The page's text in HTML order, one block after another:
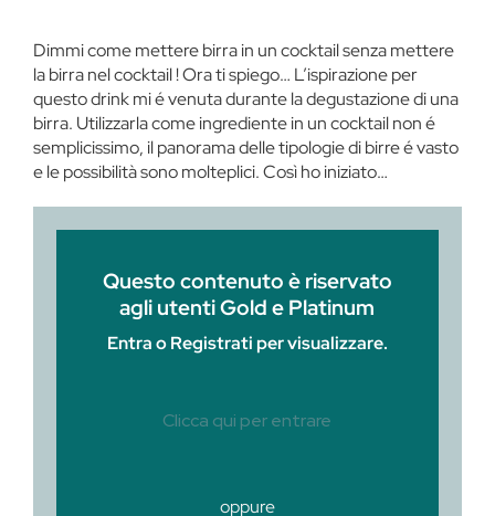
Dimmi come mettere birra in un cocktail senza mettere
la birra nel cocktail ! Ora ti spiego… L’ispirazione per
questo drink mi é venuta durante la degustazione di una
birra. Utilizzarla come ingrediente in un cocktail non é
semplicissimo, il panorama delle tipologie di birre é vasto
e le possibilità sono molteplici. Così ho iniziato…
Questo contenuto è riservato
agli utenti Gold e Platinum
Entra o Registrati per visualizzare.
Clicca qui per entrare
oppure